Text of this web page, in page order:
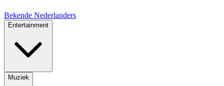
Bekende Nederlanders
Entertainment
Muziek